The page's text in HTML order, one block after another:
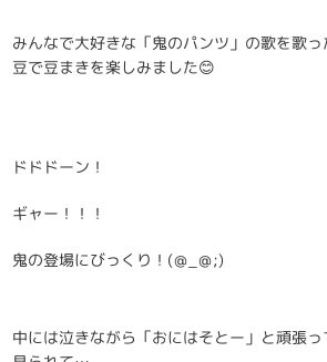
みんなで大好きな「鬼のパンツ」の歌を歌
豆で豆まきを楽しみました😊
ドドドーン！
ギャー！！！
鬼の登場にびっくり！(＠_＠;)
中には泣きながら「おにはそとー」と頑張